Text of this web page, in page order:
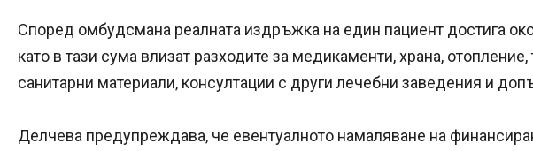
Според омбудсмана реалната издръжка на един пациент достига
като в тази сума влизат разходите за медикаменти, храна,
санитарни материали, консултации с други лечебни заведения и
Делчева предупреждава, че евентуалното намаляване на